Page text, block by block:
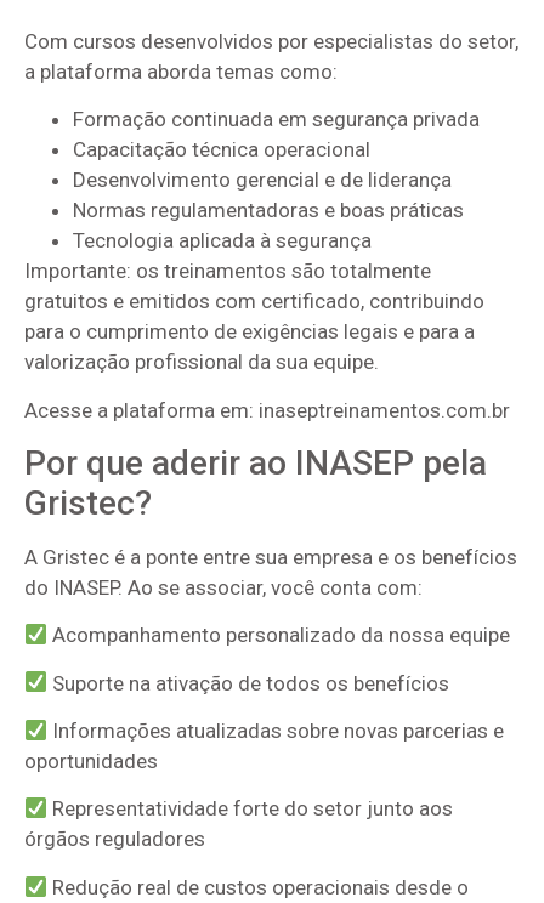
Com cursos desenvolvidos por especialistas do setor,
a plataforma aborda temas como:
Formação continuada em segurança privada
Capacitação técnica operacional
Desenvolvimento gerencial e de liderança
Normas regulamentadoras e boas práticas
Tecnologia aplicada à segurança
Importante: os treinamentos são totalmente
gratuitos e emitidos com certificado, contribuindo
para o cumprimento de exigências legais e para a
valorização profissional da sua equipe.
Acesse a plataforma em: inaseptreinamentos.com.br
Por que aderir ao INASEP pela
Gristec?
A Gristec é a ponte entre sua empresa e os benefícios
do INASEP. Ao se associar, você conta com:
Acompanhamento personalizado da nossa equipe
Suporte na ativação de todos os benefícios
Informações atualizadas sobre novas parcerias e
oportunidades
Representatividade forte do setor junto aos
órgãos reguladores
Redução real de custos operacionais desde o